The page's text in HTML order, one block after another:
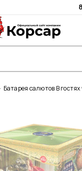
Батарея салютов В гостях